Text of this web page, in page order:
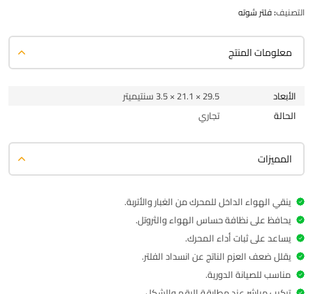
التصنيف:فلتر شوته
معلومات المنتج
الأبعاد
29.5 × 21.1 × 3.5 سنتيميتر
الحالة
تجاري
المميزات
ينقي الهواء الداخل للمحرك من الغبار والأتربة.
يحافظ على نظافة حساس الهواء والثروتل.
يساعد على ثبات أداء المحرك.
يقلل ضعف العزم الناتج عن انسداد الفلتر.
مناسب للصيانة الدورية.